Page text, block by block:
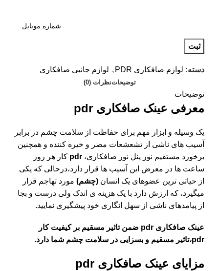
ثبت
دسته: لوازم صافکاری PDR , لوازم جانبی صافکاری
توضیحاتنظرات (0)
توضیحات
معرفی عینک صافکاری pdr
یک وسیله و ابزار مهم برای حفاظت از سلامت چشم در برابر
آسیب های ناشی از تشعشعات مضر و خیره کننده و همچنین
برخورد مستقیم نور پنل نور صافکاری، pdr کار هر روز
ساعت ها در معرض این آسیب ها قرار دارد،درحالی که یکی
از حیاتی ترین عضوهای یک انسان (چشم) مورد تهاجم قرار
میگیرد، که ارزش دارد با یک هزینه ی اندک ولی درست و بجا
از پیامدهای ناشی از سهل انگاری خود پیشگیری نمایید.
عینک صافکاری pdr ضمن تاثیر مسقیم بر کیفیت کار
pdr،تاثیر مسقیم و بسزایی در سلامت چشم شما دارد.
مزایای عینک صافکاری pdr